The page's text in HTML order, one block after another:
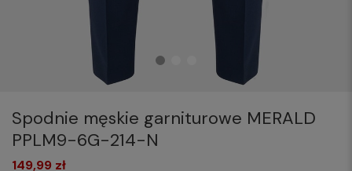
Spodnie męskie garniturowe MERALD
PPLM9-6G-214-N
149,99 zł